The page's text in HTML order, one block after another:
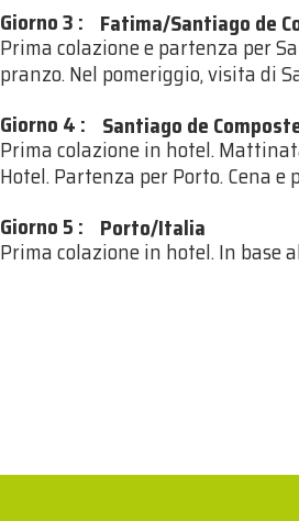
Giorno 3 : Fatima/Santiago de
Prima colazione e partenza per
pranzo. Nel pomeriggio, visita di
Giorno 4 : Santiago de
Prima colazione in hotel.
Hotel. Partenza per Porto. Cena
Giorno 5 : Porto/Italia
Prima colazione in hotel. In base